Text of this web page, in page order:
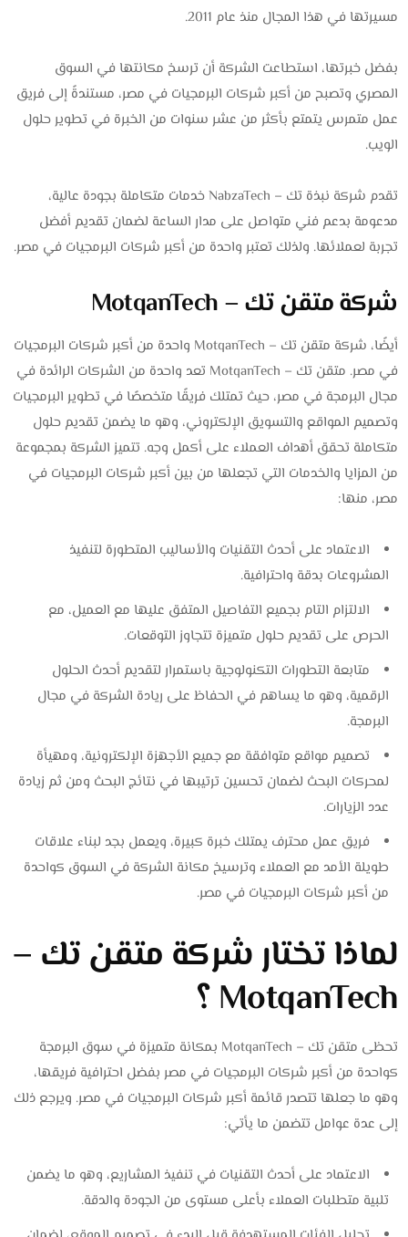
مسيرتها في هذا المجال منذ عام 2011.
بفضل خبرتها، استطاعت الشركة أن ترسخ مكانتها في السوق
المصري وتصبح من أكبر شركات البرمجيات في مصر، مستندةً إلى فريق
عمل متمرس يتمتع بأكثر من عشر سنوات من الخبرة في تطوير حلول
الويب.
تقدم شركة نبذة تك – NabzaTech خدمات متكاملة بجودة عالية،
مدعومة بدعم فني متواصل على مدار الساعة لضمان تقديم أفضل
تجربة لعملائها. ولذلك تعتبر واحدة من أكبر شركات البرمجيات في مصر.
شركة متقن تك – MotqanTech
أيضًا، شركة متقن تك – MotqanTech واحدة من أكبر شركات البرمجيات
في مصر. متقن تك – MotqanTech تعد واحدة من الشركات الرائدة في
مجال البرمجة في مصر، حيث تمتلك فريقًا متخصصًا في تطوير البرمجيات
وتصميم المواقع والتسويق الإلكتروني، وهو ما يضمن تقديم حلول
متكاملة تحقق أهداف العملاء على أكمل وجه. تتميز الشركة بمجموعة
من المزايا والخدمات التي تجعلها من بين أكبر شركات البرمجيات في
مصر، منها:
الاعتماد على أحدث التقنيات والأساليب المتطورة لتنفيذ
المشروعات بدقة واحترافية.
الالتزام التام بجميع التفاصيل المتفق عليها مع العميل، مع
الحرص على تقديم حلول متميزة تتجاوز التوقعات.
متابعة التطورات التكنولوجية باستمرار لتقديم أحدث الحلول
الرقمية، وهو ما يساهم في الحفاظ على ريادة الشركة في مجال
البرمجة.
تصميم مواقع متوافقة مع جميع الأجهزة الإلكترونية، ومهيأة
لمحركات البحث لضمان تحسين ترتيبها في نتائج البحث ومن ثم زيادة
عدد الزيارات.
فريق عمل محترف يمتلك خبرة كبيرة، ويعمل بجد لبناء علاقات
طويلة الأمد مع العملاء وترسيخ مكانة الشركة في السوق كواحدة
من أكبر شركات البرمجيات في مصر.
لماذا تختار شركة متقن تك –
MotqanTech ؟
تحظى متقن تك – MotqanTech بمكانة متميزة في سوق البرمجة
كواحدة من أكبر شركات البرمجيات في مصر بفضل احترافية فريقها،
وهو ما جعلها تتصدر قائمة أكبر شركات البرمجيات في مصر. ويرجع ذلك
إلى عدة عوامل تتضمن ما يأتي:
الاعتماد على أحدث التقنيات في تنفيذ المشاريع، وهو ما يضمن
تلبية متطلبات العملاء بأعلى مستوى من الجودة والدقة.